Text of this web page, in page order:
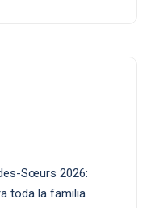
Sœurs 2026:
toda la familia